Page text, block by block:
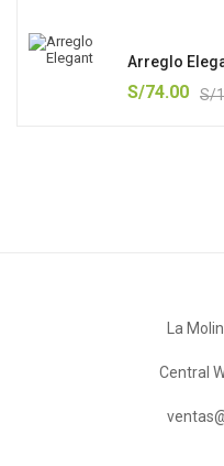
Arreglo
S/
S/74.00
La
Central